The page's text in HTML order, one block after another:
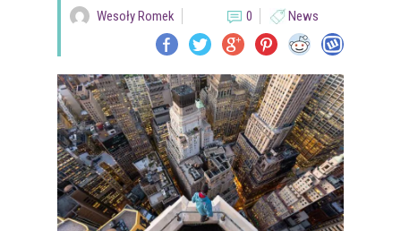
Wesoły Romek 0 News